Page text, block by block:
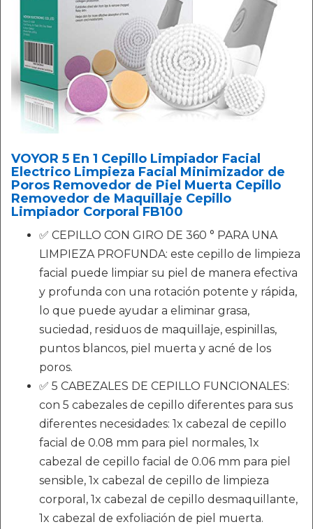
VOYOR 5 En 1 Cepillo Limpiador Facial
Electrico Limpieza Facial Minimizador de
Poros Removedor de Piel Muerta Cepillo
Removedor de Maquillaje Cepillo
Limpiador Corporal FB100
✅ CEPILLO CON GIRO DE 360 ° PARA UNA
LIMPIEZA PROFUNDA: este cepillo de limpieza
facial puede limpiar su piel de manera efectiva
y profunda con una rotación potente y rápida,
lo que puede ayudar a eliminar grasa,
suciedad, residuos de maquillaje, espinillas,
puntos blancos, piel muerta y acné de los
poros.
✅ 5 CABEZALES DE CEPILLO FUNCIONALES:
con 5 cabezales de cepillo diferentes para sus
diferentes necesidades: 1x cabezal de cepillo
facial de 0.08 mm para piel normales, 1x
cabezal de cepillo facial de 0.06 mm para piel
sensible, 1x cabezal de cepillo de limpieza
corporal, 1x cabezal de cepillo desmaquillante,
1x cabezal de exfoliación de piel muerta.